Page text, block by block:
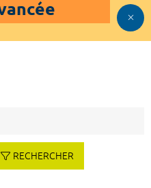
RECHERCHER